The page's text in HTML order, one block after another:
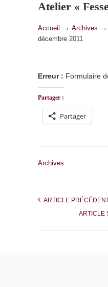
Atelier «
2011
Accueil → Archives →
décembre 2011
Erreur : Formulaire
Partager :
Partager
Archives
ARTICLE
ARTICLE